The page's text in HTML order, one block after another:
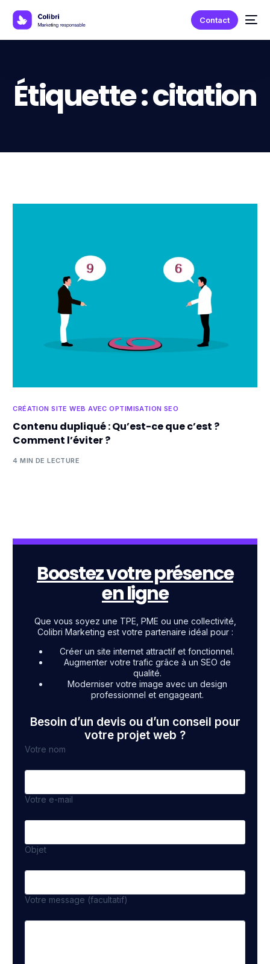
Contact
Étiquette :citation
CRÉATION SITE WEB AVEC OPTIMISATION SEO
Contenu dupliqué : Qu’est-ce que c’est ?
Comment l’éviter ?
4 MIN DE LECTURE
Boostez votre présence
en ligne
Que vous soyez une TPE, PME ou une collectivité,
Colibri Marketing est votre partenaire idéal pour :
Créer un site internet attractif et fonctionnel.
Augmenter votre trafic grâce à un SEO de
qualité.
Moderniser votre image avec un design
professionnel et engageant.
Besoin d’un devis ou d’un conseil pour
votre projet web ?
Votre nom
Votre e-mail
Objet
Votre message (facultatif)